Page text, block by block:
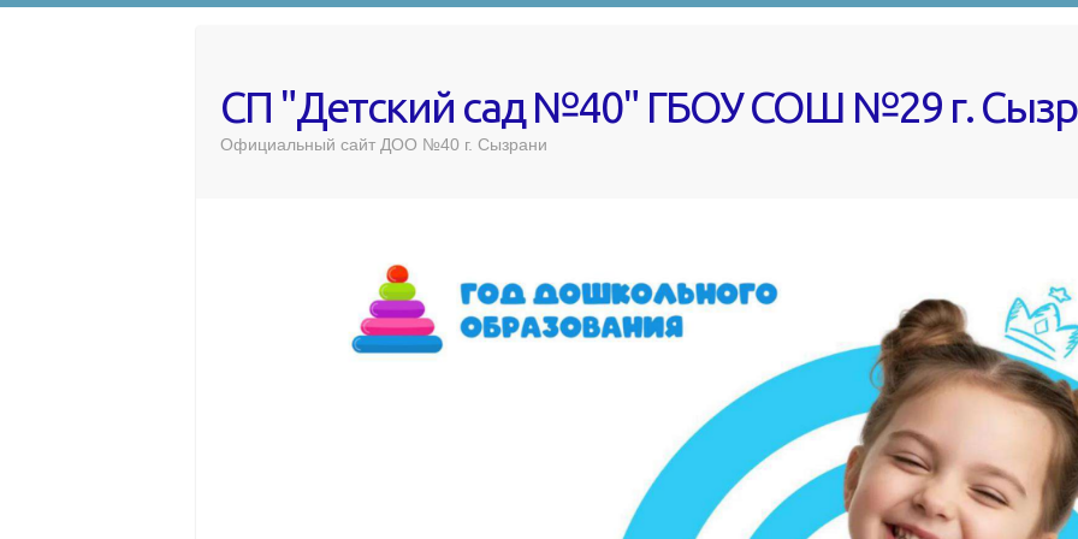
СП "Детский сад №40" ГБОУ СОШ №29 г.
Официальный сайт ДОО №40 г. Сызрани